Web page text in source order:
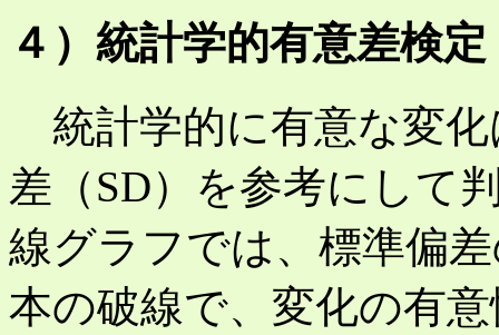
４）統計学的有意差検定
統計学的に有意な変
差（SD）を参考にして
線グラフでは、標準偏
本の破線で、変化の有